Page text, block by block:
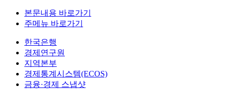
본문내용 바로가기
주메뉴 바로가기
한국은행
경제연구원
지역본부
경제통계시스템(ECOS)
금융·경제 스냅샷